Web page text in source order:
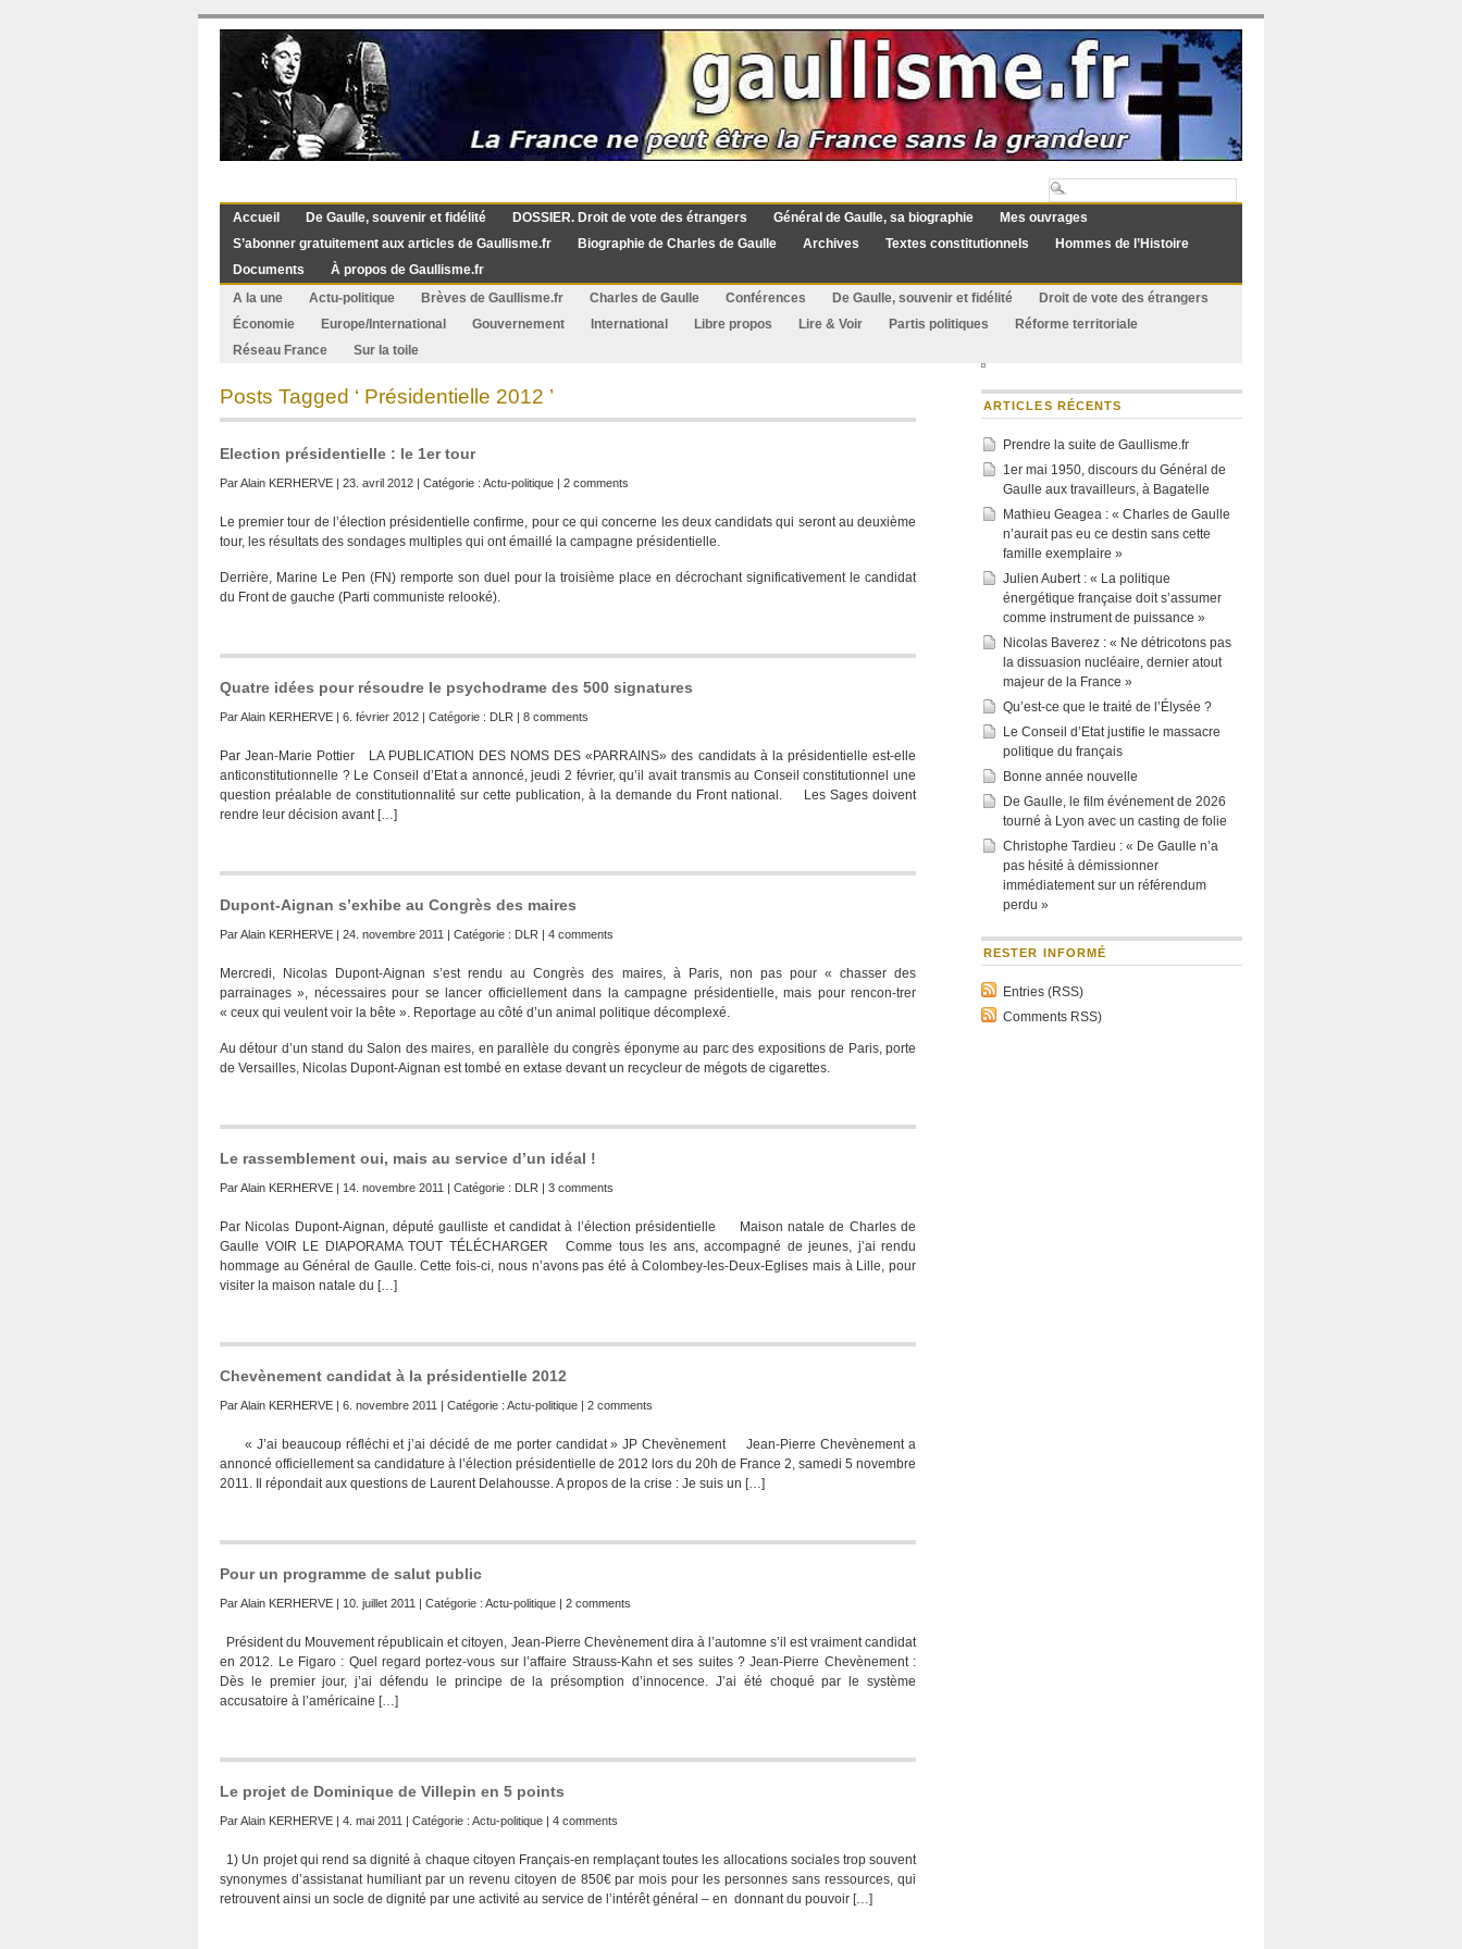
Accueil De Gaulle, souvenir et fidélité DOSSIER. Droit de vote des étrangers Général de Gaulle, sa biographie
Mes ouvrages
S’abonner gratuitement aux articles de Gaullisme.fr
Biographie de Charles de Gaulle Archives Textes constitutionnels
Hommes de l’Histoire
Documents
À propos de Gaullisme.fr
A la une
Actu-politique Brèves de Gaullisme.fr Charles de Gaulle Conférences De Gaulle, souvenir et fidélité
Droit de vote des étrangers
Économie
Europe/International Gouvernement International Libre propos Lire & Voir Partis politiques
Réforme territoriale
Réseau France
Sur la toile
Posts Tagged ‘ Présidentielle 2012 ’
Election présidentielle : le 1er tour
ParAlain KERHERVE | 23. avril 2012 | Catégorie : Actu-politique | 2 comments
Le premier tour de l’élection présidentielle confirme, pour ce qui concerne les deux candidats qui seront au deuxième
tour, les résultats des sondages multiples qui ont émaillé la campagne présidentielle.
Derrière, Marine Le Pen (FN) remporte son duel pour la troisième place en décrochant significativement le candidat
du Front de gauche (Parti communiste relooké).
Quatre idées pour résoudre le psychodrame des 500 signatures
ParAlain KERHERVE | 6. février 2012 | Catégorie : DLR | 8 comments
Par Jean-Marie Pottier LA PUBLICATION DES NOMS DES «PARRAINS» des candidats à la présidentielle est-elle
anticonstitutionnelle ? Le Conseil d’Etat a annoncé, jeudi 2 février, qu’il avait transmis au Conseil constitutionnel une
question préalable de constitutionnalité sur cette publication, à la demande du Front national. Les Sages doivent
rendre leur décision avant […]
Dupont-Aignan s’exhibe au Congrès des maires
ParAlain KERHERVE | 24. novembre 2011 | Catégorie : DLR | 4 comments
Mercredi, Nicolas Dupont-Aignan s’est rendu au Congrès des maires, à Paris, non pas pour « chasser des
parrainages », nécessaires pour se lancer officiellement dans la campagne présidentielle, mais pour rencon-trer
« ceux qui veulent voir la bête ». Reportage au côté d’un animal politique décomplexé.
Au détour d’un stand du Salon des maires, en parallèle du congrès éponyme au parc des expositions de Paris, porte
de Versailles, Nicolas Dupont-Aignan est tombé en extase devant un recycleur de mégots de cigarettes.
Le rassemblement oui, mais au service d’un idéal !
ParAlain KERHERVE | 14. novembre 2011 | Catégorie : DLR | 3 comments
Par Nicolas Dupont-Aignan, député gaulliste et candidat à l’élection présidentielle Maison natale de Charles de
Gaulle VOIR LE DIAPORAMA TOUT TÉLÉCHARGER Comme tous les ans, accompagné de jeunes, j’ai rendu
hommage au Général de Gaulle. Cette fois-ci, nous n’avons pas été à Colombey-les-Deux-Eglises mais à Lille, pour
visiter la maison natale du […]
Chevènement candidat à la présidentielle 2012
ParAlain KERHERVE | 6. novembre 2011 | Catégorie : Actu-politique | 2 comments
« J’ai beaucoup réfléchi et j’ai décidé de me porter candidat » JP Chevènement Jean-Pierre Chevènement a
annoncé officiellement sa candidature à l’élection présidentielle de 2012 lors du 20h de France 2, samedi 5 novembre
2011. Il répondait aux questions de Laurent Delahousse. A propos de la crise : Je suis un […]
Pour un programme de salut public
ParAlain KERHERVE | 10. juillet 2011 | Catégorie : Actu-politique | 2 comments
Président du Mouvement républicain et citoyen, Jean-Pierre Chevènement dira à l’automne s’il est vraiment candidat
en 2012. Le Figaro : Quel regard portez-vous sur l’affaire Strauss-Kahn et ses suites ? Jean-Pierre Chevènement :
Dès le premier jour, j’ai défendu le principe de la présomption d’innocence. J’ai été choqué par le système
accusatoire à l’américaine […]
Le projet de Dominique de Villepin en 5 points
ParAlain KERHERVE | 4. mai 2011 | Catégorie : Actu-politique | 4 comments
1) Un projet qui rend sa dignité à chaque citoyen Français-en remplaçant toutes les allocations sociales trop souvent
synonymes d’assistanat humiliant par un revenu citoyen de 850€ par mois pour les personnes sans ressources, qui
retrouvent ainsi un socle de dignité par une activité au service de l’intérêt général – en donnant du pouvoir […]
ARTICLES RÉCENTS
Prendre la suite de Gaullisme.fr
1er mai 1950, discours du Général de
Gaulle aux travailleurs, à Bagatelle
Mathieu Geagea : « Charles de Gaulle
n’aurait pas eu ce destin sans cette
famille exemplaire »
Julien Aubert : « La politique
énergétique française doit s’assumer
comme instrument de puissance »
Nicolas Baverez : « Ne détricotons pas
la dissuasion nucléaire, dernier atout
majeur de la France »
Qu’est-ce que le traité de l’Élysée ?
Le Conseil d’Etat justifie le massacre
politique du français
Bonne année nouvelle
De Gaulle, le film événement de 2026
tourné à Lyon avec un casting de folie
Christophe Tardieu : « De Gaulle n’a
pas hésité à démissionner
immédiatement sur un référendum
perdu »
RESTER INFORMÉ
Entries (RSS)
Comments RSS)